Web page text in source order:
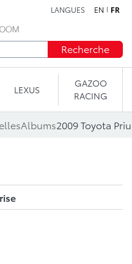
LANGUES EN FR
Recherche
LEXUS
GAZOO
RACING
Albums2009 Toyota